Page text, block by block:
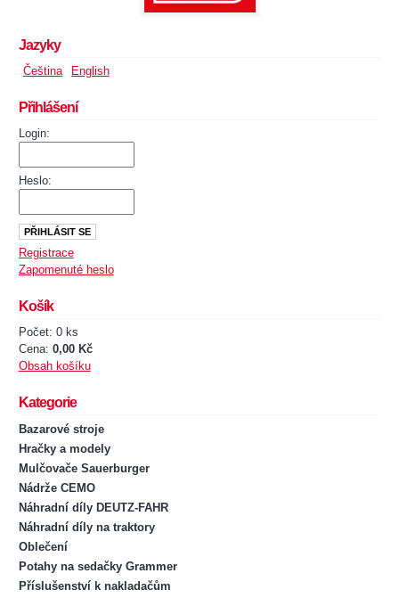
Jazyky
Čeština English
Přihlášení
Login:
Heslo:
Registrace
Zapomenuté heslo
Košík
Počet: 0 ks
Cena: 0,00 Kč
Obsah košíku
Kategorie
Bazarové stroje
Hračky a modely
Mulčovače Sauerburger
Nádrže CEMO
Náhradní díly DEUTZ-FAHR
Náhradní díly na traktory
Oblečení
Potahy na sedačky Grammer
Příslušenství k nakladačům